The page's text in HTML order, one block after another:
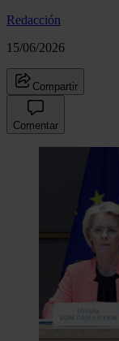
Redacción
15/06/2026
Compartir
Comentar